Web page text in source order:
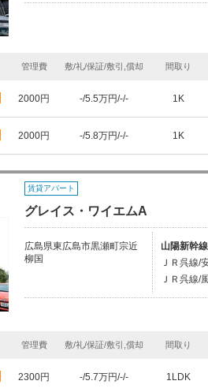
管理費 敷/礼/保証/敷引,償却 間取り
2000円 -/5.5万円/-/- 1K
2000円 -/5.8万円/-/- 1K
賃貸アパート
グレイス・ワイエムA
広島県東広島市黒瀬町宗近
柳国
山陽新幹
ＪＲ呉線/
ＪＲ呉線/
管理費 敷/礼/保証/敷引,償却 間取り
2300円 -/5.7万円/-/- 1LDK